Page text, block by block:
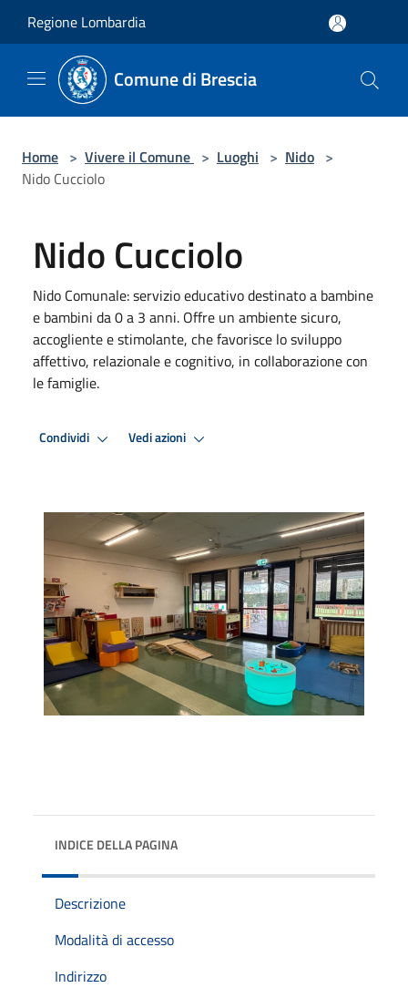
Regione Lombardia
Comune di Brescia
Home > Vivere il Comune > Luoghi > Nido >
Nido Cucciolo
Nido Cucciolo
Nido Comunale: servizio educativo destinato a bambine
e bambini da 0 a 3 anni. Offre un ambiente sicuro,
accogliente e stimolante, che favorisce lo sviluppo
affettivo, relazionale e cognitivo, in collaborazione con
le famiglie.
Condividi Vedi azioni
INDICE DELLA PAGINA
Descrizione
Modalità di accesso
Indirizzo